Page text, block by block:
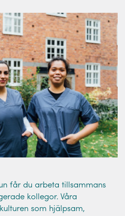
får du arbeta tillsammans
kollegor. Våra
som hjälpsam,